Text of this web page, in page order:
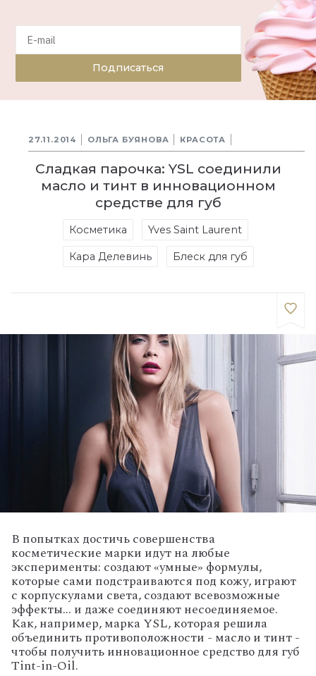
Подписаться
27.11.2014 ОЛЬГА БУЯНОВА КРАСОТА
Сладкая парочка: YSL соединили
масло и тинт в инновационном
средстве для губ
Косметика Yves Saint Laurent
Кара Делевинь Блеск для губ
В попытках достичь совершенства
косметические марки идут на любые
эксперименты: создают «умные» формулы,
которые сами подстраиваются под кожу, играют
с корпускулами света, создают всевозможные
эффекты… и даже соединяют несоединяемое.
Как, например, марка YSL, которая решила
объединить противоположности - масло и тинт -
чтобы получить инновационное средство для губ
Tint-in-Oil.